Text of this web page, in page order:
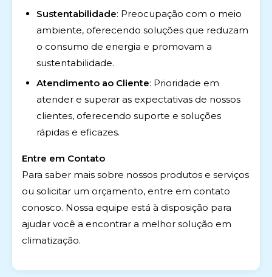
Sustentabilidade: Preocupação com o meio
ambiente, oferecendo soluções que reduzam
o consumo de energia e promovam a
sustentabilidade.
Atendimento ao Cliente: Prioridade em
atender e superar as expectativas de nossos
clientes, oferecendo suporte e soluções
rápidas e eficazes.
Entre em Contato
Para saber mais sobre nossos produtos e serviços
ou solicitar um orçamento, entre em contato
conosco. Nossa equipe está à disposição para
ajudar você a encontrar a melhor solução em
climatização.